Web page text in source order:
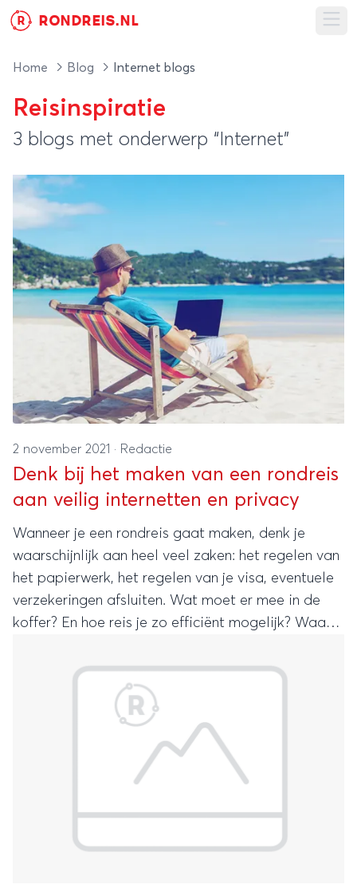
R RONDREIS.NL
Home Blog Internet blogs
Reisinspiratie
3 blogs met onderwerp “Internet”
2 november 2021 · Redactie
Denk bij het maken van een rondreis
aan veilig internetten en privacy
Wanneer je een rondreis gaat maken, denk je
waarschijnlijk aan heel veel zaken: het regelen van
het papierwerk, het regelen van je visa, eventuele
verzekeringen afsluiten. Wat moet er mee in de
koffer? En hoe reis je zo efficiënt mogelijk? Waar
internet in een ander land, en hoe het met je
privacy is gesteld. Dat is tegenwoordig juist heel
belangrijk, om even bij stil te staan.